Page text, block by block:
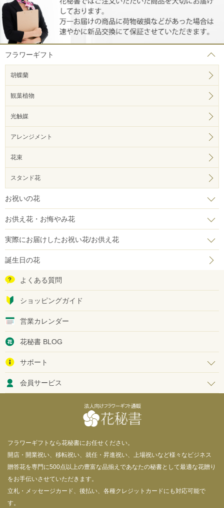
フラワーギフト
胡蝶蘭
観葉植物
光触媒
アレンジメント
花束
スタンド花
お祝いの花
お供え花・お悔やみ花
実際にお届けしたお祝い花/お供え花
誕生日の花
よくある質問
ショッピングガイド
営業カレンダー
花秘書 BLOG
サポート
会員サービス
フラワーギフトなら花秘書にお任せください。
開店・開業祝い、移転祝い、就任・昇進祝い、上場祝いなど様々なビジネス
贈答花を専門に500点以上の豊富な品揃えであなたの秘書として最適な花贈り
をお手伝いさせていただきます。
立札・メッセージカード、後払い、各種クレジットカードにも対応可能で
す。